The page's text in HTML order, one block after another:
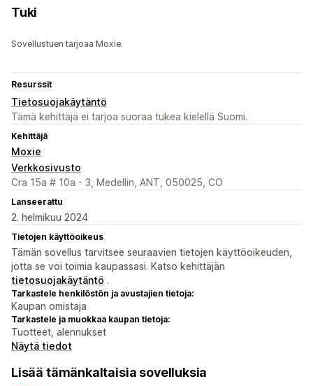
Tuki
Sovellustuen tarjoaa Moxie.
Resurssit
Tietosuojakäytäntö
Tämä kehittäjä ei tarjoa suoraa tukea kielellä Suomi.
Kehittäjä
Moxie
Verkkosivusto
Cra 15a # 10a - 3, Medellin, ANT, 050025, CO
Lanseerattu
2. helmikuu 2024
Tietojen käyttöoikeus
Tämän sovellus tarvitsee seuraavien tietojen käyttöoikeuden,
jotta se voi toimia kaupassasi. Katso kehittäjän
tietosuojakäytäntö .
Tarkastele henkilöstön ja avustajien tietoja:
Kaupan omistaja
Tarkastele ja muokkaa kaupan tietoja:
Tuotteet, alennukset
Näytä tiedot
Lisää tämänkaltaisia sovelluksia